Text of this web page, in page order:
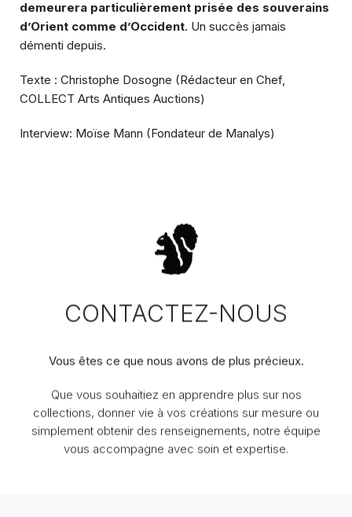
demeurera particulièrement prisée des souverains
d’Orient comme d’Occident. Un succès jamais
démenti depuis.
Texte : Christophe Dosogne (Rédacteur en Chef,
COLLECT Arts Antiques Auctions)
Interview: Moïse Mann (Fondateur de Manalys)
CONTACTEZ-NOUS
Vous êtes ce que nous avons de plus précieux.
Que vous souhaitiez en apprendre plus sur nos
collections, donner vie à vos créations sur mesure ou
simplement obtenir des renseignements, notre équipe
vous accompagne avec soin et expertise.